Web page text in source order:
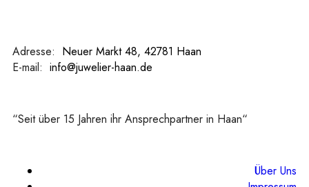
Adresse: Neuer Markt 48, 42781 Haan
E-mail: info@juwelier-haan.de
“Seit über 15 Jahren ihr Ansprechpartner in Haan“
Über Uns